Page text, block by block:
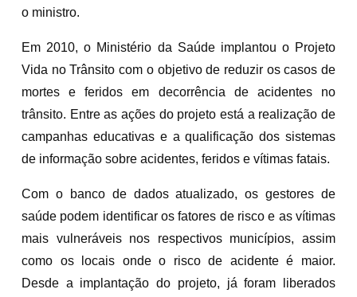
o ministro.
Em 2010, o Ministério da Saúde implantou o Projeto
Vida no Trânsito com o objetivo de reduzir os casos de
mortes e feridos em decorrência de acidentes no
trânsito. Entre as ações do projeto está a realização de
campanhas educativas e a qualificação dos sistemas
de informação sobre acidentes, feridos e vítimas fatais.
Com o banco de dados atualizado, os gestores de
saúde podem identificar os fatores de risco e as vítimas
mais vulneráveis nos respectivos municípios, assim
como os locais onde o risco de acidente é maior.
Desde a implantação do projeto, já foram liberados